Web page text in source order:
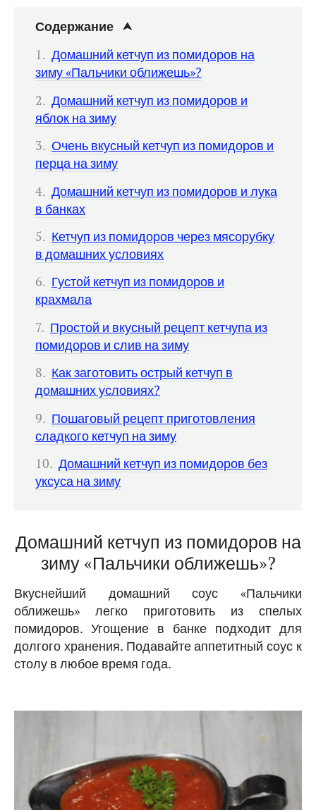
Содержание
Домашний кетчуп из помидоров на
зиму «Пальчики оближешь»?
Домашний кетчуп из помидоров и
яблок на зиму
Очень вкусный кетчуп из помидоров и
перца на зиму
Домашний кетчуп из помидоров и лука
в банках
Кетчуп из помидоров через мясорубку
в домашних условиях
Густой кетчуп из помидоров и
крахмала
Простой и вкусный рецепт кетчупа из
помидоров и слив на зиму
Как заготовить острый кетчуп в
домашних условиях?
Пошаговый рецепт приготовления
сладкого кетчуп на зиму
Домашний кетчуп из помидоров без
уксуса на зиму
Домашний кетчуп из помидоров на
зиму «Пальчики оближешь»?
Вкуснейший домашний соус «Пальчики
оближешь» легко приготовить из спелых
помидоров. Угощение в банке подходит для
долгого хранения. Подавайте аппетитный соус к
столу в любое время года.